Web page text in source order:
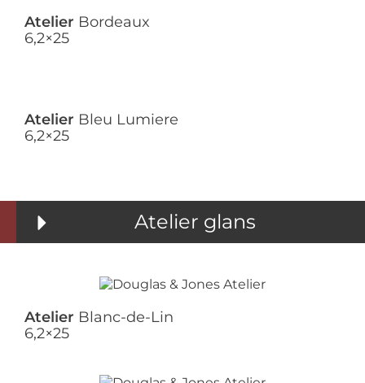
Atelier Bordeaux
6,2×25
Atelier Bleu Lumiere
6,2×25
Atelier glans
Atelier Blanc-de-Lin
6,2×25